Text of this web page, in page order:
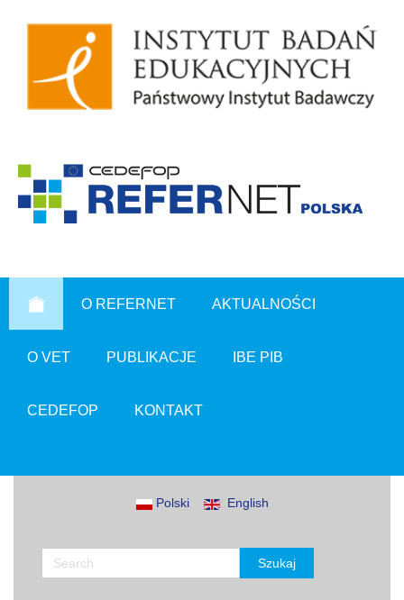
O REFERNET AKTUALNOŚCI
O VET PUBLIKACJE IBE PIB
CEDEFOP KONTAKT
Polski English